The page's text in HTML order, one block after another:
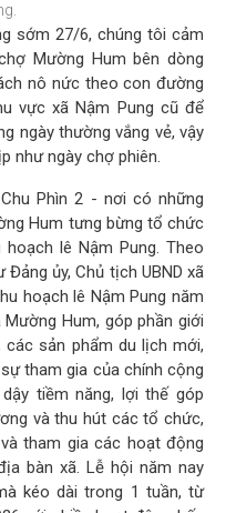
sớm 27/6, chúng tôi cảm
Mường Hum bên dòng
nô nức theo con đường
vực xã Nậm Pung cũ để
ngày thường vắng vẻ, vậy
như ngày chợ phiên.
Phìn 2 - nơi có những
Hum tưng bừng tổ chức
lê Nậm Pung. Theo
ủy, Chủ tịch UBND xã
hoạch lê Nậm Pung năm
Hum, góp phần giới
các sản phẩm du lịch mới,
tham gia của chính cộng
tiềm năng, lợi thế góp
và thu hút các tổ chức,
tham gia các hoạt động
bàn xã. Lễ hội năm nay
kéo dài trong 1 tuần, từ